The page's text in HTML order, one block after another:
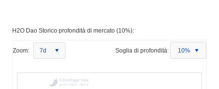
H2O Dao Storico profondità di mercato (10%):
Zoom: 7d Soglia di profondità: 10%